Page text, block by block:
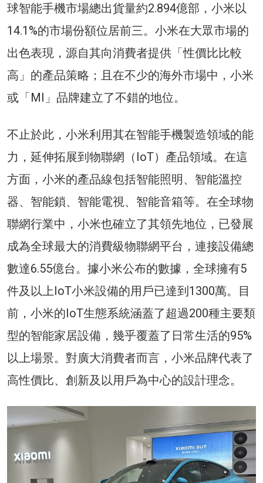
球智能手機市場總出貨量約2.894億部，小米以
14.1%的市場份額位居前三。小米在大眾市場的
出色表現，源自其向消費者提供「性價比比較
高」的產品策略；且在不少的海外市場中，小米
或「MI」品牌建立了不錯的地位。
不止於此，小米利用其在智能手機製造領域的能
力，延伸拓展到物聯網（IoT）產品領域。在這
方面，小米的產品線包括智能照明、智能溫控
器、智能鎖、智能電視、智能音箱等。在全球物
聯網行業中，小米也確立了其領先地位，已發展
成為全球最大的消費級物聯網平台，連接設備總
數達6.55億台。據小米公布的數據，全球擁有5
件及以上IoT小米設備的用戶已達到1300萬。目
前，小米的IoT生態系統涵蓋了超過200種主要類
型的智能家居設備，幾乎覆蓋了日常生活的95%
以上場景。對廣大消費者而言，小米品牌代表了
高性價比、創新及以用戶為中心的設計理念。